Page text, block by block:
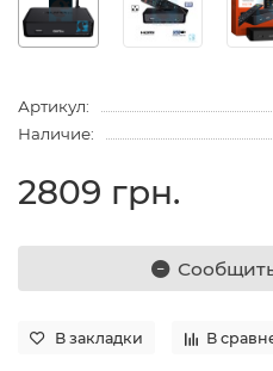
Артикул:
Наличие:
2809 грн.
В закладки В